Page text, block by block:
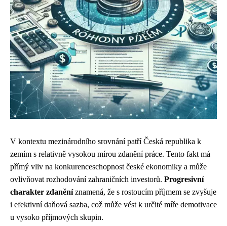
V kontextu mezinárodního srovnání patří Česká republika k
zemím s relativně vysokou mírou zdanění práce. Tento fakt má
přímý vliv na konkurenceschopnost české ekonomiky a může
ovlivňovat rozhodování zahraničních investorů. Progresivní
charakter zdaněníznamená, že s rostoucím příjmem se zvyšuje
i efektivní daňová sazba, což může vést k určité míře demotivace
u vysoko příjmových skupin.